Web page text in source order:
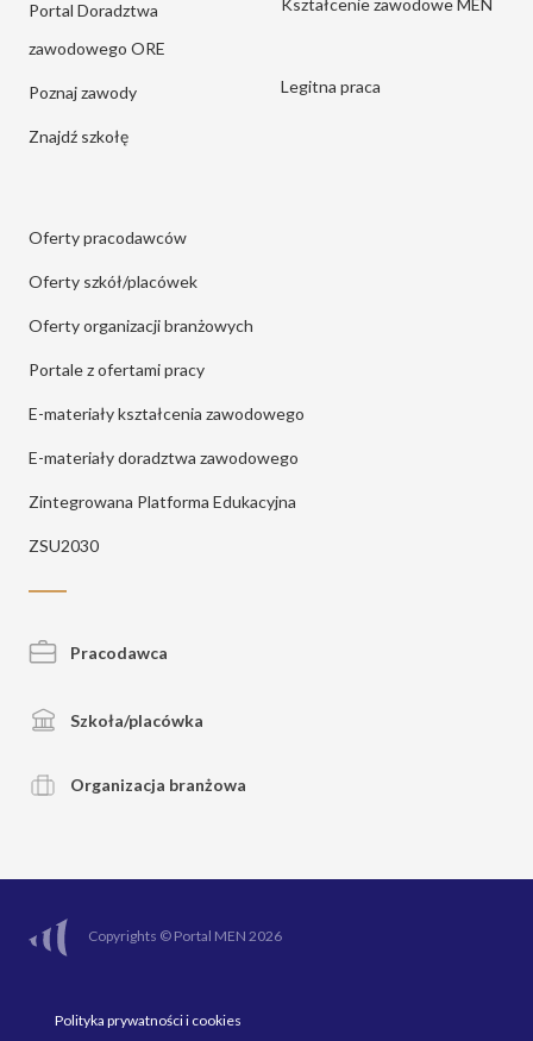
Portal Doradztwa
zawodowego ORE
Poznaj zawody
Znajdź szkołę
Kształcenie zawodowe MEN
Legitna praca
Oferty pracodawców
Oferty szkół/placówek
Oferty organizacji branżowych
Portale z ofertami pracy
E-materiały kształcenia zawodowego
E-materiały doradztwa zawodowego
Zintegrowana Platforma Edukacyjna
ZSU2030
Pracodawca
Szkoła/placówka
Organizacja branżowa
Copyrights © Portal MEN 2026
Polityka prywatności i cookies